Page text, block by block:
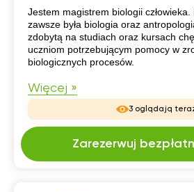
CV
Jestem magistrem biologii
zawsze była biologia oraz
zdobytą na studiach oraz kursach
uczniom potrzebującym pomocy w
biologicznych procesów.
Więcej »
3 oglądają
Zarezerwuj